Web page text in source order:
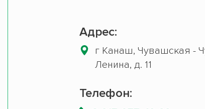
Адрес:
г Канаш, Чувашская -
Ленина, д. 11
Телефон: